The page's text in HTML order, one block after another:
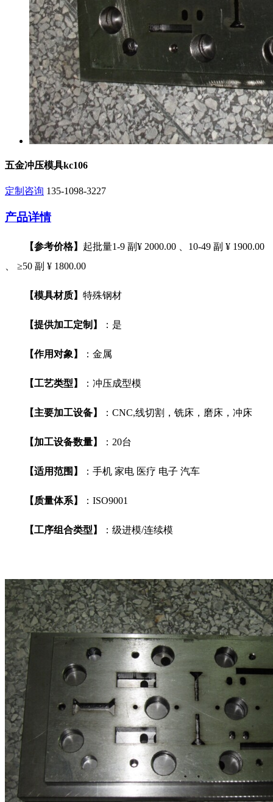
五金冲压模具kc106
定制咨询 135-1098-3227
产品详情
【参考价格】 起批量1-9 副¥ 2000.00 、10-49 副 ¥ 1900.00
、 ≥50 副 ¥ 1800.00
【模具材质】 特殊钢材
【提供加工定制】 ：是
【作用对象】 ：金属
【工艺类型】 ：冲压成型模
【主要加工设备】 ：CNC,线切割，铣床，磨床，冲床
【加工设备数量】 ：20台
【适用范围】 ：手机 家电 医疗 电子 汽车
【质量体系】 ：ISO9001
【工序组合类型】 ：级进模/连续模